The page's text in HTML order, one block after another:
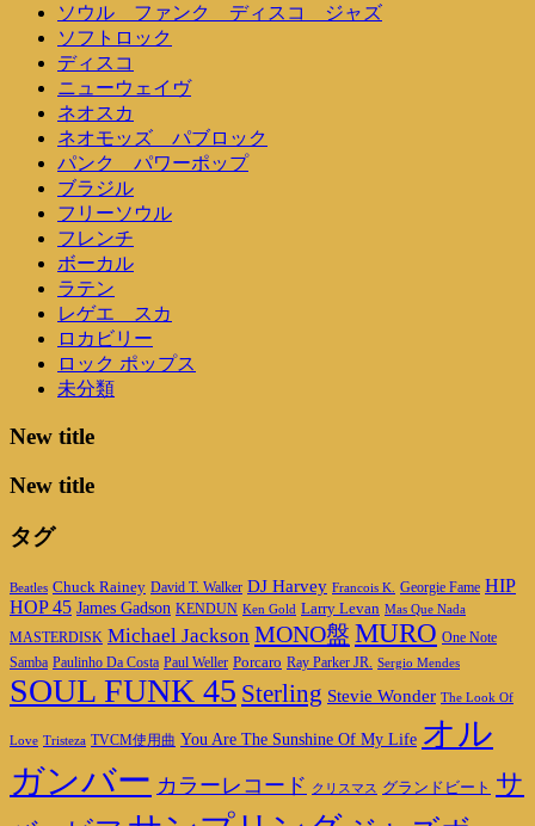
ソウル ファンク ディスコ ジャズ
ソフトロック
ディスコ
ニューウェイヴ
ネオスカ
ネオモッズ パブロック
パンク パワーポップ
ブラジル
フリーソウル
フレンチ
ボーカル
ラテン
レゲエ スカ
ロカビリー
ロック ポップス
未分類
New title
New title
タグ
Beatles Chuck Rainey David T. Walker DJ Harvey Francois K. Georgie Fame HIP
HOP 45 James Gadson KENDUN Ken Gold Larry Levan Mas Que Nada
MASTERDISK Michael Jackson MONO盤 MURO One Note
Samba Paulinho Da Costa Paul Weller Porcaro Ray Parker JR. Sergio Mendes
SOUL FUNK 45 Sterling Stevie Wonder The Look Of
Love Tristeza TVCM使用曲 You Are The Sunshine Of My Life オル
ガンバー カラーレコード クリスマス グランドビート サ